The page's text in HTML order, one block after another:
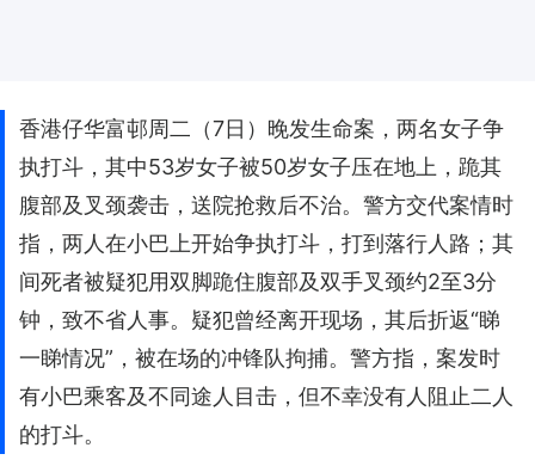
香港仔华富邨周二（7日）晚发生命案，两名女子争
执打斗，其中53岁女子被50岁女子压在地上，跪其
腹部及叉颈袭击，送院抢救后不治。警方交代案情时
指，两人在小巴上开始争执打斗，打到落行人路；其
间死者被疑犯用双脚跪住腹部及双手叉颈约2至3分
钟，致不省人事。疑犯曾经离开现场，其后折返“睇
一睇情况”，被在场的冲锋队拘捕。警方指，案发时
有小巴乘客及不同途人目击，但不幸没有人阻止二人
的打斗。